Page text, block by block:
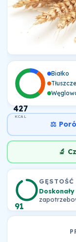
427
KCAL
Białko
Tłuszcze
⚖️
🔬
91
Doskonały